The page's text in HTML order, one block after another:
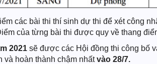
các bài thi thí sinh dự thi để xét công
của từng bài thi được quy về thang
2021 sẽ được các Hội đồng thi công bố
hoàn thành chậm nhấtvào 28/7.